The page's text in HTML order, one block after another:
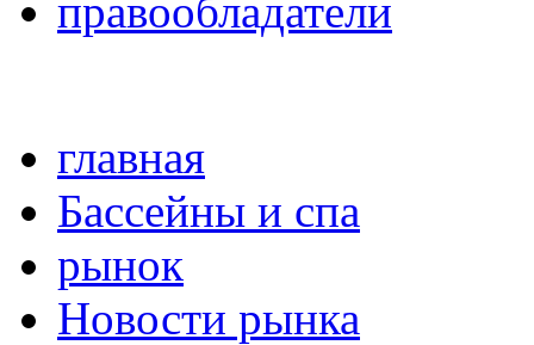
правообладатели
главная
Бассейны и спа
рынок
Новости рынка